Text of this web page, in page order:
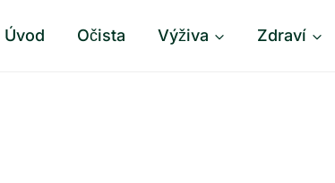
Úvod Očista Výživa Zdraví